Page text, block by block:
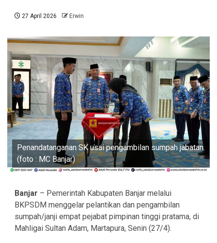
27 April 2026 Erwin
Penandatanganan SK usai pengambilan sumpah jabatan.
(foto : MC Banjar)
Banjar – Pemerintah Kabupaten Banjar melalui
BKPSDM menggelar pelantikan dan pengambilan
sumpah/janji empat pejabat pimpinan tinggi pratama, di
Mahligai Sultan Adam, Martapura, Senin (27/4).